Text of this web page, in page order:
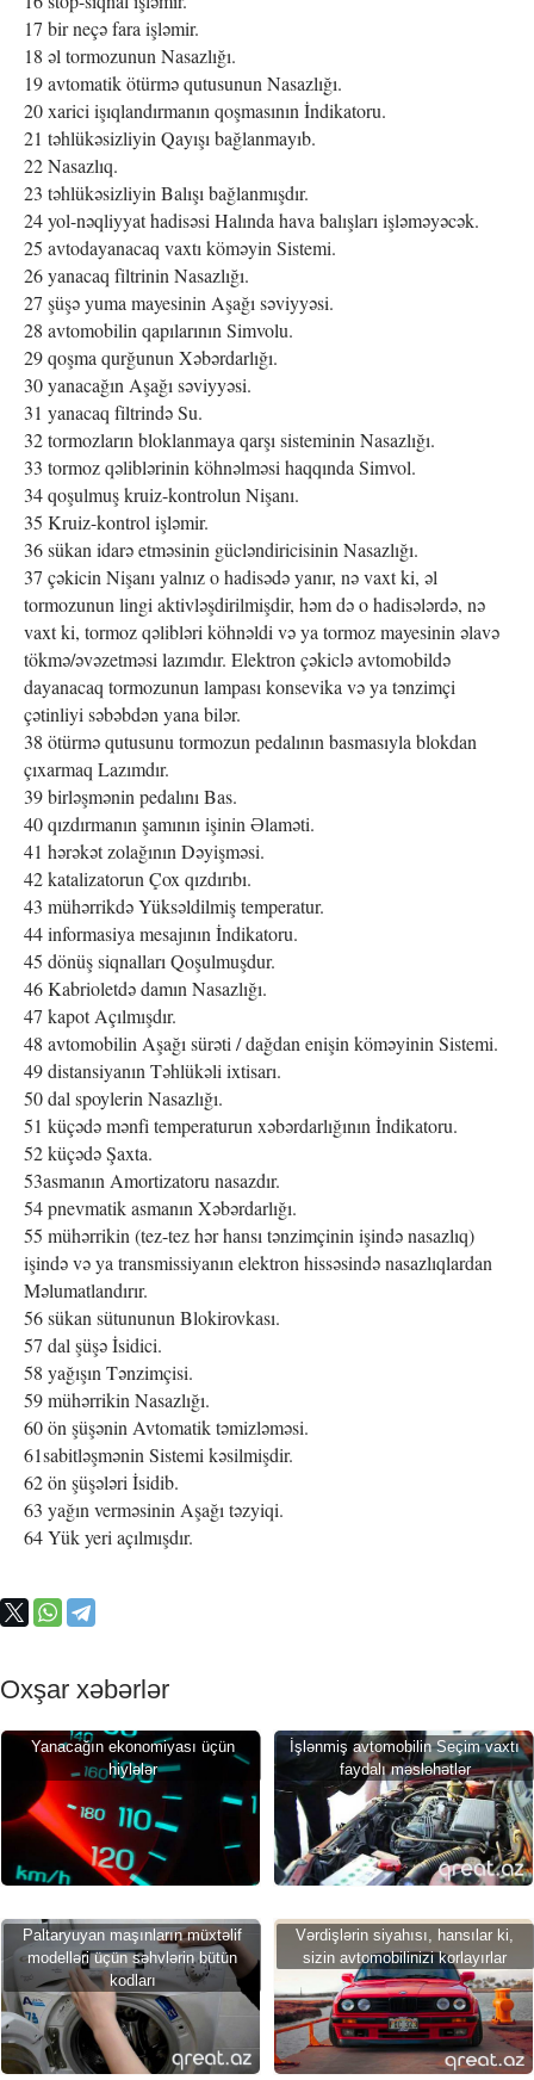
17 bir neçə fara işləmir.
18 əl tormozunun Nasazlığı.
19 avtomatik ötürmə qutusunun Nasazlığı.
20 xarici işıqlandırmanın qoşmasının İndikatoru.
21 təhlükəsizliyin Qayışı bağlanmayıb.
22 Nasazlıq.
23 təhlükəsizliyin Balışı bağlanmışdır.
24 yol-nəqliyyat hadisəsi Halında hava balışları işləməyəcək.
25 avtodayanacaq vaxtı köməyin Sistemi.
26 yanacaq filtrinin Nasazlığı.
27 şüşə yuma mayesinin Aşağı səviyyəsi.
28 avtomobilin qapılarının Simvolu.
29 qoşma qurğunun Xəbərdarlığı.
30 yanacağın Aşağı səviyyəsi.
31 yanacaq filtrində Su.
32 tormozların bloklanmaya qarşı sisteminin Nasazlığı.
33 tormoz qəliblərinin köhnəlməsi haqqında Simvol.
34 qoşulmuş kruiz-kontrolun Nişanı.
35 Kruiz-kontrol işləmir.
36 sükan idarə etməsinin gücləndiricisinin Nasazlığı.
37 çəkicin Nişanı yalnız o hadisədə yanır, nə vaxt ki, əl
tormozunun lingi aktivləşdirilmişdir, həm də o hadisələrdə, nə
vaxt ki, tormoz qəlibləri köhnəldi və ya tormoz mayesinin əlavə
tökmə/əvəzetməsi lazımdır. Elektron çəkiclə avtomobildə
dayanacaq tormozunun lampası konsevika və ya tənzimçi
çətinliyi səbəbdən yana bilər.
38 ötürmə qutusunu tormozun pedalının basmasıyla blokdan
çıxarmaq Lazımdır.
39 birləşmənin pedalını Bas.
40 qızdırmanın şamının işinin Əlaməti.
41 hərəkət zolağının Dəyişməsi.
42 katalizatorun Çox qızdırıbı.
43 mühərrikdə Yüksəldilmiş temperatur.
44 informasiya mesajının İndikatoru.
45 dönüş siqnalları Qoşulmuşdur.
46 Kabrioletdə damın Nasazlığı.
47 kapot Açılmışdır.
48 avtomobilin Aşağı sürəti / dağdan enişin köməyinin Sistemi.
49 distansiyanın Təhlükəli ixtisarı.
50 dal spoylerin Nasazlığı.
51 küçədə mənfi temperaturun xəbərdarlığının İndikatoru.
52 küçədə Şaxta.
53asmanın Amortizatoru nasazdır.
54 pnevmatik asmanın Xəbərdarlığı.
55 mühərrikin (tez-tez hər hansı tənzimçinin işində nasazlıq)
işində və ya transmissiyanın elektron hissəsində nasazlıqlardan
Məlumatlandırır.
56 sükan sütununun Blokirovkası.
57 dal şüşə İsidici.
58 yağışın Tənzimçisi.
59 mühərrikin Nasazlığı.
60 ön şüşənin Avtomatik təmizləməsi.
61sabitləşmənin Sistemi kəsilmişdir.
62 ön şüşələri İsidib.
63 yağın verməsinin Aşağı təzyiqi.
64 Yük yeri açılmışdır.
Oxşar xəbərlər
Yanacağın ekonomiyası üçün
hiylələr
İşlənmiş avtomobilin Seçim vaxtı
faydalı məsləhətlər
Paltaryuyan maşınların müxtəlif
modelləri üçün səhvlərin bütün
kodları
Vərdişlərin siyahısı, hansılar ki,
sizin avtomobilinizi korlayırlar